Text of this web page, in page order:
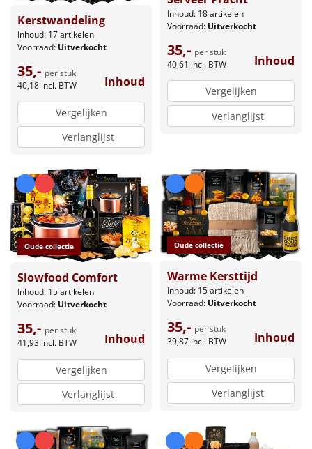
Kerstwandeling
Inhoud: 17 artikelen
Voorraad: Uitverkocht
35,- per stuk
40,18 incl. BTW Inhoud
Vergelijken
Verlanglijst
Inhoud: 18 artikelen
Voorraad: Uitverkocht
35,- per stuk
40,61 incl. BTW Inhoud
Vergelijken
Verlanglijst
Oude collectie
Slowfood Comfort
Inhoud: 15 artikelen
Voorraad: Uitverkocht
35,- per stuk
41,93 incl. BTW Inhoud
Vergelijken
Verlanglijst
Oude collectie
Warme Kersttijd
Inhoud: 15 artikelen
Voorraad: Uitverkocht
35,- per stuk
39,87 incl. BTW Inhoud
Vergelijken
Verlanglijst